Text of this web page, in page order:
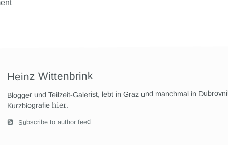
Heinz Wittenbrink
Blogger und Teilzeit-Galerist, lebt in Graz und manchmal in
Kurzbiografiehier.
Subscribe to author feed